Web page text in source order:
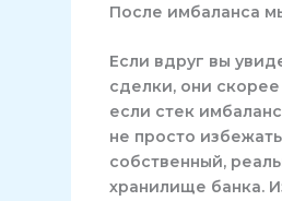
После имбаланса
Если вдруг вы
сделки, они
если стек
не просто
собственный,
хранилище банка.